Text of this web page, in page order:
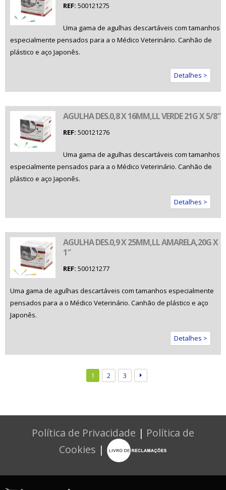
REF: 500121275
Uma gama de agulhas descartáveis com tamanhos
especialmente pensados para a o Médico Veterinário. Canhão de
plástico e aço Japonês.
Detalhes >
AGULHA DES.0,8 X 16MM,LL VERDE 21G X 5/8″
REF: 500121276
Uma gama de agulhas descartáveis com tamanhos
especialmente pensados para a o Médico Veterinário. Canhão de
plástico e aço Japonês.
Detalhes >
AGULHA DES.0,9 X 25MM,LL AMARELA,20G X
1″
REF: 500121277
Uma gama de agulhas descartáveis com tamanhos especialmente
pensados para a o Médico Veterinário. Canhão de plástico e aço
Japonês.
Detalhes >
1 2 3
Política de Privacidade | Política de
Cookies |